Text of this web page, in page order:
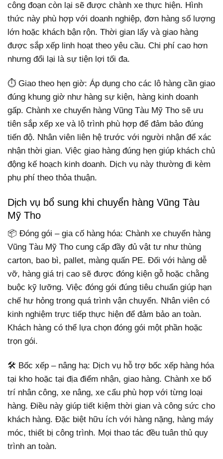
công đoạn còn lại sẽ được chành xe thực hiện. Hình
thức này phù hợp với doanh nghiệp, đơn hàng số lượng
lớn hoặc khách bận rộn. Thời gian lấy và giao hàng
được sắp xếp linh hoạt theo yêu cầu. Chi phí cao hơn
nhưng đổi lại là sự tiện lợi tối đa.
⏱️ Giao theo hẹn giờ: Áp dụng cho các lô hàng cần giao
đúng khung giờ như hàng sự kiện, hàng kinh doanh
gấp. Chành xe chuyển hàng Vũng Tàu Mỹ Tho sẽ ưu
tiên sắp xếp xe và lộ trình phù hợp để đảm bảo đúng
tiến độ. Nhân viên liên hệ trước với người nhận để xác
nhận thời gian. Việc giao hàng đúng hẹn giúp khách chủ
động kế hoạch kinh doanh. Dịch vụ này thường đi kèm
phụ phí theo thỏa thuận.
Dịch vụ bổ sung khi chuyển hàng Vũng Tàu
Mỹ Tho
📦 Đóng gói – gia cố hàng hóa: Chành xe chuyển hàng
Vũng Tàu Mỹ Tho cung cấp đầy đủ vật tư như thùng
carton, bao bì, pallet, màng quấn PE. Đối với hàng dễ
vỡ, hàng giá trị cao sẽ được đóng kiện gỗ hoặc chằng
buộc kỹ lưỡng. Việc đóng gói đúng tiêu chuẩn giúp hạn
chế hư hỏng trong quá trình vận chuyển. Nhân viên có
kinh nghiệm trực tiếp thực hiện để đảm bảo an toàn.
Khách hàng có thể lựa chọn đóng gói một phần hoặc
trọn gói.
🛠️ Bốc xếp – nâng hạ: Dịch vụ hỗ trợ bốc xếp hàng hóa
tại kho hoặc tại địa điểm nhận, giao hàng. Chành xe bố
trí nhân công, xe nâng, xe cẩu phù hợp với từng loại
hàng. Điều này giúp tiết kiệm thời gian và công sức cho
khách hàng. Đặc biệt hữu ích với hàng nặng, hàng máy
móc, thiết bị công trình. Mọi thao tác đều tuân thủ quy
trình an toàn.